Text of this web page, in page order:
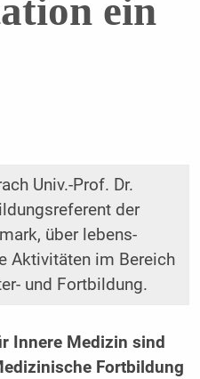
ein
Univ.-Prof. Dr.
der
über lebens­
Aktivitäten im Bereich
und Fortbildung.
Innere Medizin sind
Fortbildung